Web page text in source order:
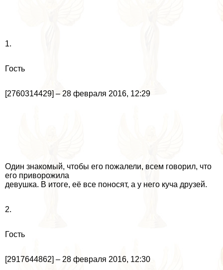
1.
Гость
[2760314429] – 28 февраля 2016, 12:29
Один знакомый, чтобы его пожалели, всем говорил, что
его приворожила
дeвyшка. В итоге, её все поносят, а у него куча друзей.
2.
Гость
[2917644862] – 28 февраля 2016, 12:30